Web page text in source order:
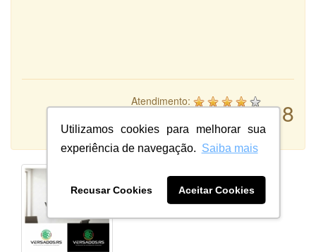
Utilizamos cookies para melhorar sua
experiência de navegação. Saiba mais
Recusar Cookies Aceitar Cookies
8
Atendimento:
Sistema: